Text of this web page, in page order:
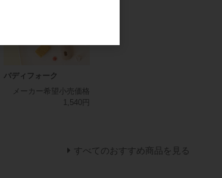
バディフォーク
メーカー希望小売価格
1,540円
すべてのおすすめ商品を見る